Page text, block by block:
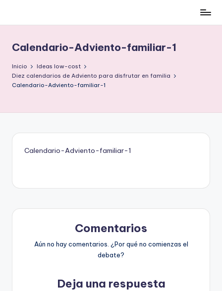
contenido
low-
cost
y
no
morir
Calendario-Adviento-familiar-1
Inicio
Ideas low-cost
Diez calendarios de Adviento para disfrutar en familia
Calendario-Adviento-familiar-1
Calendario-Adviento-familiar-1
Comentarios
Aún no hay comentarios. ¿Por qué no comienzas el
debate?
Deja una respuesta